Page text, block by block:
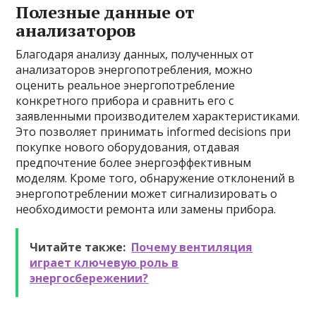
Полезные данные от
анализаторов
Благодаря анализу данных, полученных от
анализаторов энергопотребления, можно
оценить реальное энергопотребление
конкретного прибора и сравнить его с
заявленными производителем характеристиками.
Это позволяет принимать informed decisions при
покупке нового оборудования, отдавая
предпочтение более энергоэффективным
моделям. Кроме того, обнаружение отклонений в
энергопотреблении может сигнализировать о
необходимости ремонта или замены прибора.
Читайте также: Почему вентиляция
играет ключевую роль в
энергосбережении?